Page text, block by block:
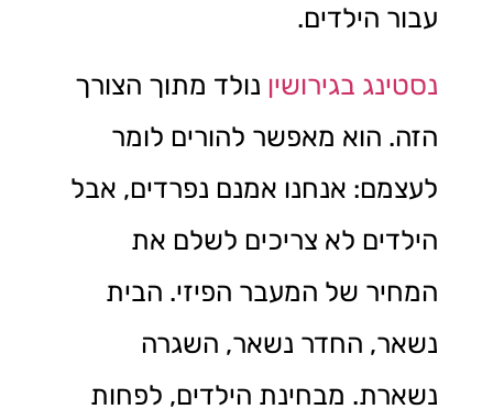
עבור הילדים.
נסטינג בגירושין נולד מתוך הצורך
הזה. הוא מאפשר להורים לומר
לעצמם: אנחנו אמנם נפרדים, אבל
הילדים לא צריכים לשלם את
המחיר של המעבר הפיזי. הבית
נשאר, החדר נשאר, השגרה
נשארת. מבחינת הילדים, לפחות